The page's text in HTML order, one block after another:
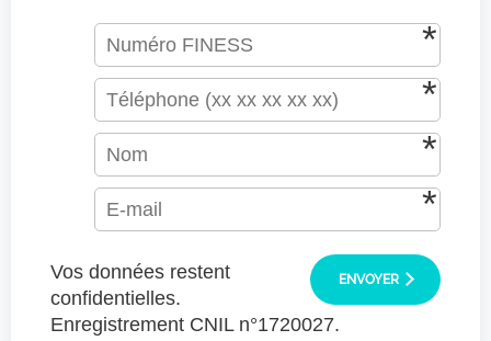
ENVOYER
Vos données restent
confidentielles.
Enregistrement CNIL n°1720027.